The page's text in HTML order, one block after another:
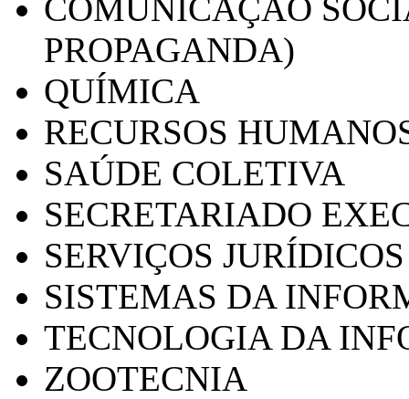
COMUNICAÇÃO
PROPAGANDA)
QUÍMICA
RECURSOS
SAÚDE COLETIVA
SECRETARIADO
SERVIÇOS
SISTEMAS DA
TECNOLOGIA DA
ZOOTECNIA